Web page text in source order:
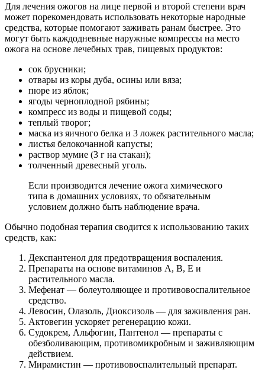
Для лечения ожогов на лице первой и второй степени врач
может порекомендовать использовать некоторые народные
средства, которые помогают заживать ранам быстрее. Это
могут быть каждодневные наружные компрессы на место
ожога на основе лечебных трав, пищевых продуктов:
сок брусники;
отвары из коры дуба, осины или вяза;
пюре из яблок;
ягоды черноплодной рябины;
компресс из воды и пищевой соды;
теплый творог;
маска из яичного белка и 3 ложек растительного масла;
листья белокочанной капусты;
раствор мумие (3 г на стакан);
толченный древесный уголь.
Если производится лечение ожога химического
типа в домашних условиях, то обязательным
условием должно быть наблюдение врача.
Обычно подобная терапия сводится к использованию таких
средств, как:
Декспантенол для предотвращения воспаления.
Препараты на основе витаминов А, В, Е и
растительного масла.
Мефенат — болеутоляющее и противовоспалительное
средство.
Левосин, Олазоль, Диоксизоль — для заживления ран.
Актовегин ускоряет регенерацию кожи.
Судокрем, Альфогин, Пантенол — препараты с
обезболивающим, противомикробным и заживляющим
действием.
Мирамистин — противовоспалительный препарат.